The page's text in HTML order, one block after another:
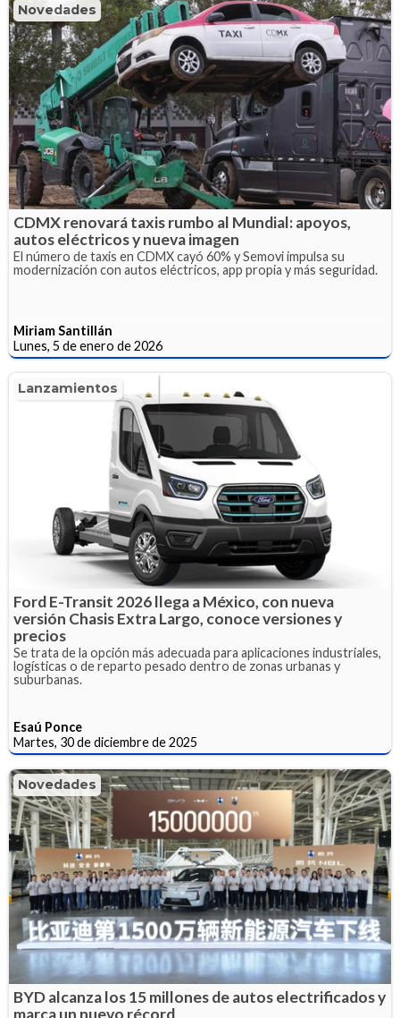
Novedades
CDMX renovará taxis rumbo al Mundial: apoyos,
autos eléctricos y nueva imagen
El número de taxis en CDMX cayó 60% y Semovi impulsa su
modernización con autos eléctricos, app propia y más seguridad.
Miriam Santillán
Lunes, 5 de enero de 2026
Lanzamientos
Ford E-Transit 2026 llega a México, con nueva
versión Chasis Extra Largo, conoce versiones y
precios
Se trata de la opción más adecuada para aplicaciones industriales,
logísticas o de reparto pesado dentro de zonas urbanas y
suburbanas.
Esaú Ponce
Martes, 30 de diciembre de 2025
Novedades
BYD alcanza los 15 millones de autos electrificados y